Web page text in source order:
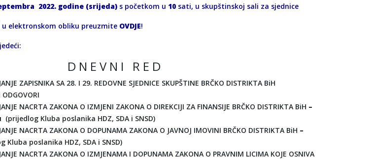
2022. godine (srijeda) s početkom u 10 sati, u skupštinskoj sali za sjednice
elektronskom obliku preuzmite OVDJE!
D N E V N I R E D
ZAPISNIKA SA 28. I 29. REDOVNE SJEDNICE SKUPŠTINE BRČKO DISTRIKTA BiH
ODGOVORI
NACRTA ZAKONA O IZMJENI ZAKONA O DIREKCIJI ZA FINANSIJE BRČKO DISTRIKTA BiH –
(prijedlog Kluba poslanika HDZ, SDA i SNSD)
NACRTA ZAKONA O DOPUNAMA ZAKONA O JAVNOJ IMOVINI BRČKO DISTRIKTA BiH –
Kluba poslanika HDZ, SDA i SNSD)
NACRTA ZAKONA O IZMJENAMA I DOPUNAMA ZAKONA O PRAVNIM LICIMA KOJE OSNIVA